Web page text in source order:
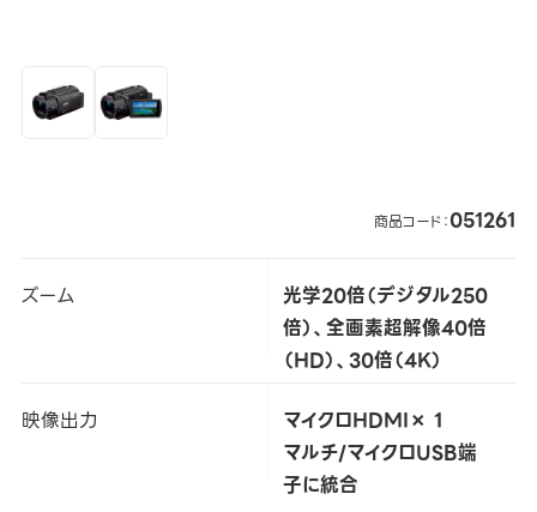
商品コード：051261
ズーム
光学20倍（デジタル250
倍）、全画素超解像40倍
（HD）、30倍（4K）
映像出力
マイクロHDMI× 1
マルチ/マイクロUSB端
子に統合